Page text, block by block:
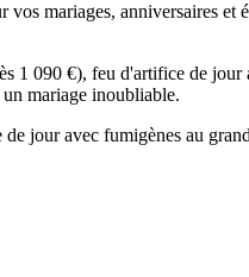
mariages, anniversaires
1 090 €), feu d'artifice de
mariage inoubliable.
jour avec fumigènes au